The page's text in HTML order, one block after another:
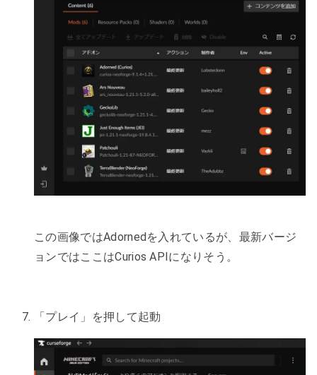
この画像ではAdornedを入れているが、最新バージ
ョンではここはCurios APIになりそう。
「プレイ」を押して起動